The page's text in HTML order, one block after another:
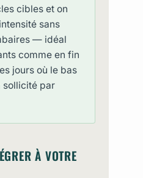
cibles et on
sans
— idéal
comme en fin
jours où le bas
sollicité par
À VOTRE